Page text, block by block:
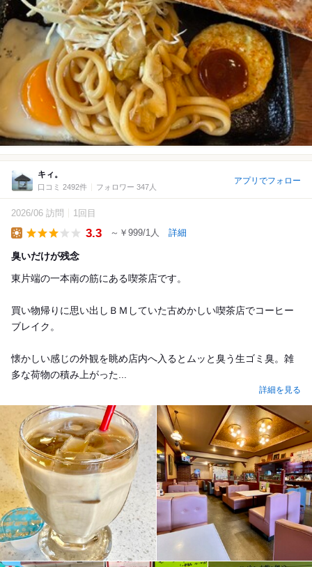
キィ。
口コミ 2492件 フォロワー 347人
アプリでフォロー
2026/06 訪問 1回目
3.3 ～￥999/1人 詳細
臭いだけが残念
東片端の一本南の筋にある喫茶店です。
買い物帰りに思い出しＢＭしていた古めかしい喫茶店でコーヒー
ブレイク。
懐かしい感じの外観を眺め店内へ入るとムッと臭う生ゴミ臭。雑
多な荷物の積み上がった...
詳細を見る